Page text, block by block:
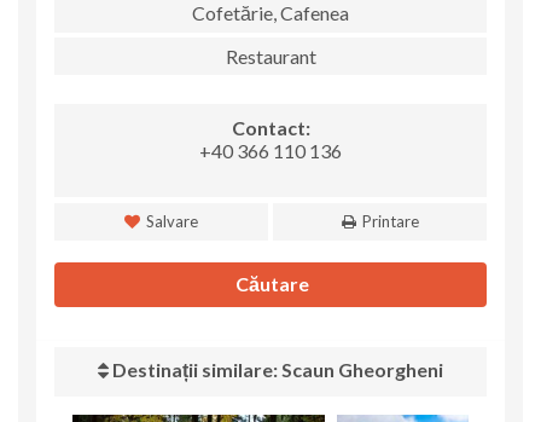
Cofetărie, Cafenea
Restaurant
Contact:
+40 366 110 136
Salvare Printare
Căutare
Destinații similare: Scaun Gheorgheni